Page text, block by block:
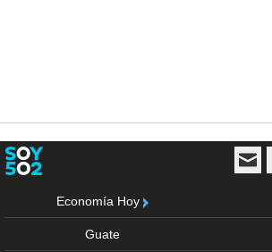
Economía Hoy
Guate